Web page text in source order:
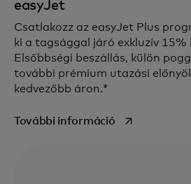
easyJet
Csatlakozz az easyJet Plus
ki a tagsággal járó exkluzív 15%
Elsőbbségi beszállás, külön
további prémium utazási
kedvezőbb áron.*
További információopens in a new